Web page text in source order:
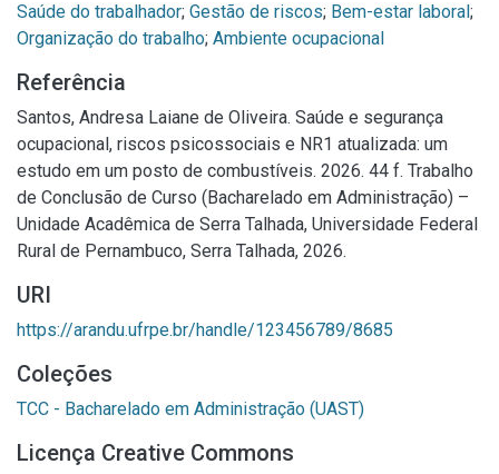
Saúde do trabalhador; Gestão de riscos; Bem-estar laboral;
Organização do trabalho; Ambiente ocupacional
Referência
Santos, Andresa Laiane de Oliveira. Saúde e segurança
ocupacional, riscos psicossociais e NR1 atualizada: um
estudo em um posto de combustíveis. 2026. 44 f. Trabalho
de Conclusão de Curso (Bacharelado em Administração) –
Unidade Acadêmica de Serra Talhada, Universidade Federal
Rural de Pernambuco, Serra Talhada, 2026.
URI
https://arandu.ufrpe.br/handle/123456789/8685
Coleções
TCC - Bacharelado em Administração (UAST)
Licença Creative Commons